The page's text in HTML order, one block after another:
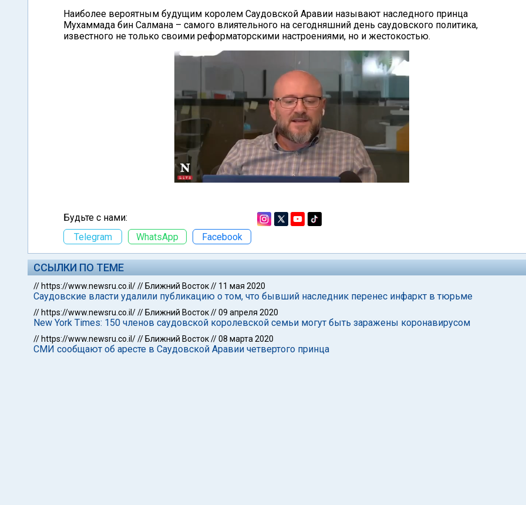
Наиболее вероятным будущим королем Саудовской Аравии называют наследного принца
Мухаммада бин Салмана – самого влиятельного на сегодняшний день саудовского политика,
известного не только своими реформаторскими настроениями, но и жестокостью.
Будьте с нами:
Telegram
WhatsApp Facebook
ССЫЛКИ ПО ТЕМЕ
// https://www.newsru.co.il/// Ближний Восток// 11 мая 2020
Саудовские власти удалили публикацию о том, что бывший наследник перенес инфаркт в тюрьме
// https://www.newsru.co.il/// Ближний Восток//09 апреля 2020
New York Times: 150 членов саудовской королевской семьи могут быть заражены коронавирусом
// https://www.newsru.co.il/// Ближний Восток//08 марта 2020
СМИ сообщают об аресте в Саудовской Аравии четвертого принца